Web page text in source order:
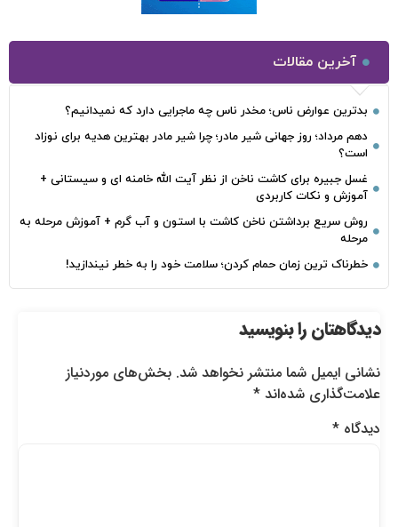
آخرین مقالات
بدترین عوارض ناس؛ مخدر ناس چه ماجرایی دارد که نمیدانیم؟
دهم مرداد؛ روز جهانی شیر مادر؛ چرا شیر مادر بهترین هدیه برای نوزاد
است؟
غسل جبیره برای کاشت ناخن از نظر آیت الله خامنه ای و سیستانی +
آموزش و نکات کاربردی
روش سریع برداشتن ناخن کاشت با استون و آب گرم + آموزش مرحله به
مرحله
خطرناک‌ ترین زمان‌ حمام کردن؛ سلامت خود را به خطر نیندازید!
دیدگاهتان را بنویسید
نشانی ایمیل شما منتشر نخواهد شد. بخش‌های موردنیاز
علامت‌گذاری شده‌اند*
دیدگاه*